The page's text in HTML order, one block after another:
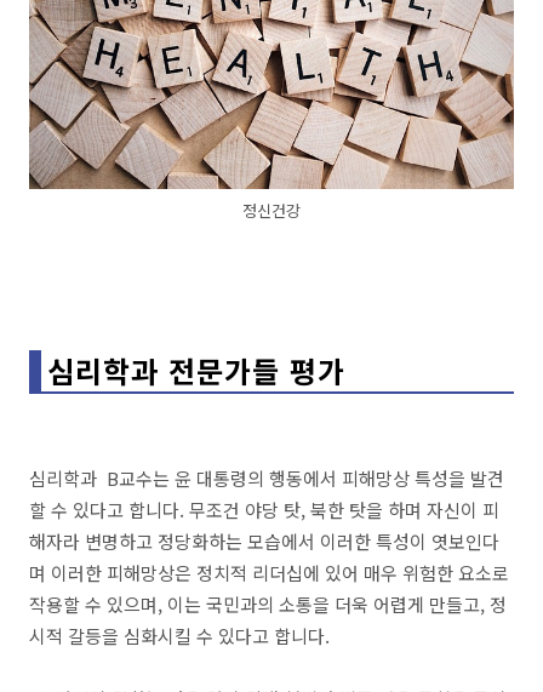
정신건강
심리학과 전문가들 평가
심리학과 B교수는 윤 대통령의 행동에서 피해망상 특성을 발견
할 수 있다고 합니다. 무조건 야당 탓, 북한 탓을 하며 자신이 피
해자라 변명하고 정당화하는 모습에서 이러한 특성이 엿보인다
며 이러한 피해망상은 정치적 리더십에 있어 매우 위험한 요소로
작용할 수 있으며, 이는 국민과의 소통을 더욱 어렵게 만들고, 정
시적 갈등을 심화시킬 수 있다고 합니다.